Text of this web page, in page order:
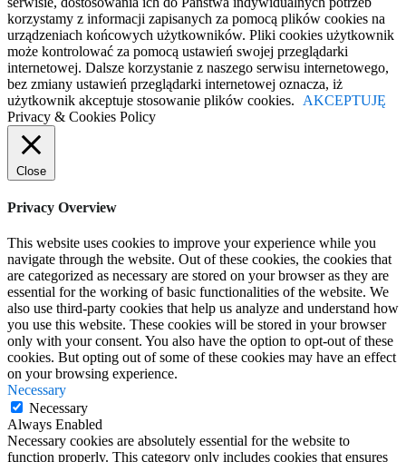
korzystamy z informacji zapisanych za pomocą plików cookies na
urządzeniach końcowych użytkowników. Pliki cookies użytkownik
może kontrolować za pomocą ustawień swojej przeglądarki
internetowej. Dalsze korzystanie z naszego serwisu internetowego,
bez zmiany ustawień przeglądarki internetowej oznacza, iż
użytkownik akceptuje stosowanie plików cookies.
AKCEPTUJĘ
Privacy & Cookies Policy
Close
Privacy Overview
This website uses cookies to improve your experience while you
navigate through the website. Out of these cookies, the cookies that
are categorized as necessary are stored on your browser as they are
essential for the working of basic functionalities of the website. We
also use third-party cookies that help us analyze and understand how
you use this website. These cookies will be stored in your browser
only with your consent. You also have the option to opt-out of these
cookies. But opting out of some of these cookies may have an effect
on your browsing experience.
Necessary
Necessary
Always Enabled
Necessary cookies are absolutely essential for the website to
function properly. This category only includes cookies that ensures